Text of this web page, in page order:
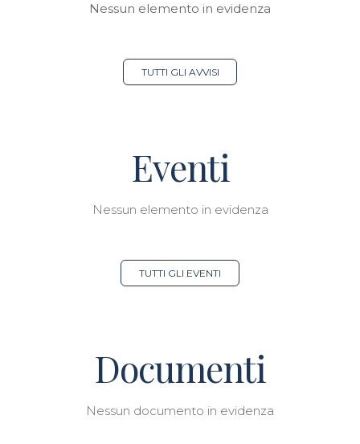
Nessun elemento in evidenza
TUTTI GLI AVVISI
Eventi
Nessun elemento in evidenza
TUTTI GLI EVENTI
Documenti
Nessun documento in evidenza